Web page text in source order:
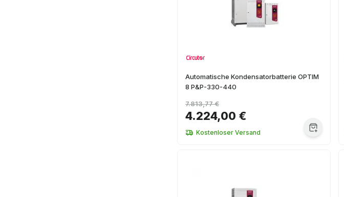
Automatische Kondensatorbatterie OPTIM
8 P&P-330-440
4.224,00 €
7.813,77 €
Kostenloser Versand